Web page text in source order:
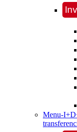
Menu-